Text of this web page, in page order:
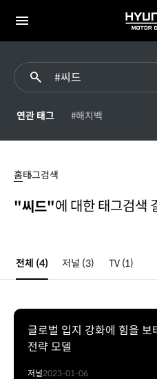
전체
연관 태그 #해치백
홈태그검색
"씨드"에 대한 태그검색
전체 (4) 저널 (3) TV (1)
글로벌 입지 강화에 힘을 보
전략 모델
저널2023-01-06